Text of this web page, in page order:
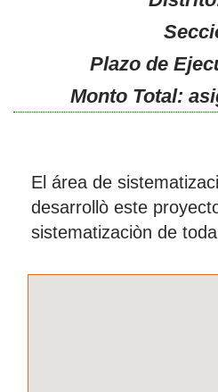
Plazo de
Monto Total:
El área de
desarrollò este
sistematizaciòn de